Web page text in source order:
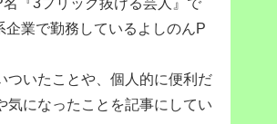
『3フリック抜ける芸人』で
企業で勤務しているよしのんP
ついたことや、個人的に便利だ
気になったことを記事にしてい